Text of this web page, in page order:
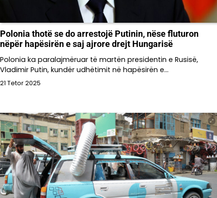
Polonia thotë se do arrestojë Putinin, nëse fluturon
nëpër hapësirën e saj ajrore drejt Hungarisë
Polonia ka paralajmëruar të martën presidentin e Rusisë,
Vladimir Putin, kundër udhëtimit në hapësirën e…
21 Tetor 2025